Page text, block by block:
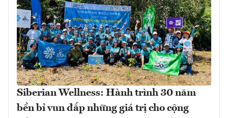
Siberian Wellness: Hành trình 30 năm
bền bỉ vun đắp những giá trị cho cộng